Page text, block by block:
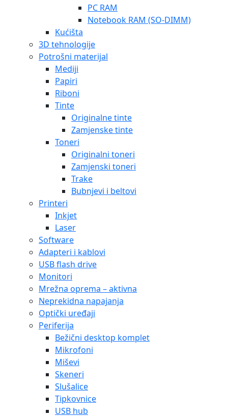
PC RAM
Notebook RAM (SO-DIMM)
Kućišta
3D tehnologije
Potrošni materijal
Mediji
Papiri
Riboni
Tinte
Originalne tinte
Zamjenske tinte
Toneri
Originalni toneri
Zamjenski toneri
Trake
Bubnjevi i beltovi
Printeri
Inkjet
Laser
Software
Adapteri i kablovi
USB flash drive
Monitori
Mrežna oprema – aktivna
Neprekidna napajanja
Optički uređaji
Periferija
Bežični desktop komplet
Mikrofoni
Miševi
Skeneri
Slušalice
Tipkovnice
USB hub